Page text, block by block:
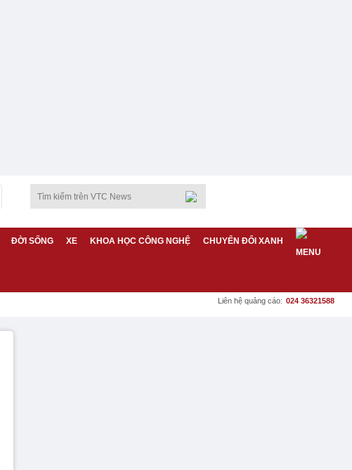
ĐỜI SỐNG XE KHOA HỌC CÔNG NGHỆ CHUYỂN ĐỔI XANH
Liên hệ quảng cáo: 024 36321588